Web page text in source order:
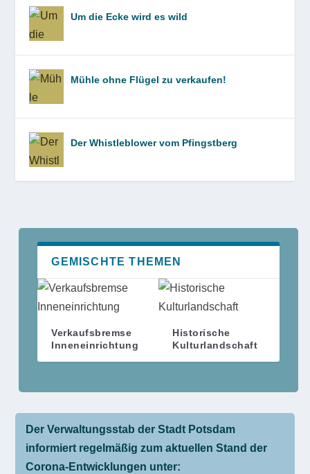
Um die Ecke wird es wild
Mühle ohne Flügel zu verkaufen!
Der Whistleblower vom Pfingstberg
CONTAINERDORF IM SCHUTZGEBIET
DAS „GEHEIMTREFFEN“ AM LEHNITZSEE
DER „CORRECTIV“-SKANDAL – WIE DAS
KARTENHAUS ZUSAMMENFIEL...
EIN ALBTRAUM, DER NICHT ENDET
VIELE UNSERER SEEN SIND KRANK
AUSGABE 3/24
AUTOREDUZIERT UND SCHLECHT
GEPLANT
GEMISCHTE THEMEN
Verkaufsbremse
Inneneinrichtung
Historische
Kulturlandschaft
Der Verwaltungsstab der Stadt Potsdam
informiert regelmäßig zum aktuellen Stand der
Corona-Entwicklungen unter: